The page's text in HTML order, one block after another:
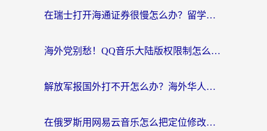
在瑞士打开海通证券很慢怎么办？留学生&海外华人的回国加速全攻略
海外党别愁！QQ音乐大陆版权限制怎么破？附咪咕视频、B站地区限制解除全攻略
解放军报国外打不开怎么办？海外华人必备回国加速指南，看奥运拳击、听酷狗音乐全搞定
在俄罗斯用网易云音乐怎么把定位修改到中国国内？海外党听歌自由的钥匙找到了